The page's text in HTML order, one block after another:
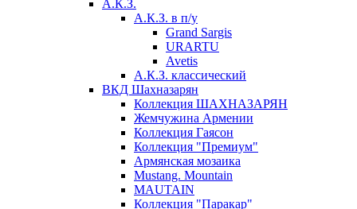
А.К.З.
А.К.З. в п/у
Grand Sargis
URARTU
Avetis
А.К.З. классический
ВКД Шахназарян
Коллекция ШАХНАЗАРЯН
Жемчужина Армении
Коллекция Гаясон
Коллекция "Премиум"
Армянская мозаика
Mustang. Mountain
MAUTAIN
Коллекция "Паракар"